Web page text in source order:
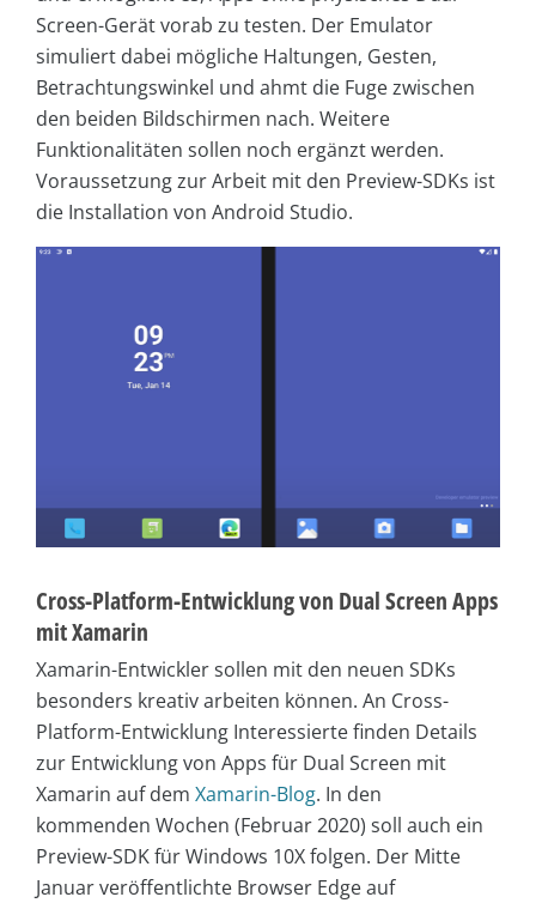
Screen-Gerät vorab zu testen. Der Emulator
simuliert dabei mögliche Haltungen, Gesten,
Betrachtungswinkel und ahmt die Fuge zwischen
den beiden Bildschirmen nach. Weitere
Funktionalitäten sollen noch ergänzt werden.
Voraussetzung zur Arbeit mit den Preview-SDKs ist
die Installation von Android Studio.
Cross-Platform-Entwicklung von Dual Screen Apps
mit Xamarin
Xamarin-Entwickler sollen mit den neuen SDKs
besonders kreativ arbeiten können. An Cross-
Platform-Entwicklung Interessierte finden Details
zur Entwicklung von Apps für Dual Screen mit
Xamarin auf dem Xamarin-Blog. In den
kommenden Wochen (Februar 2020) soll auch ein
Preview-SDK für Windows 10X folgen. Der Mitte
Januar veröffentlichte Browser Edge auf